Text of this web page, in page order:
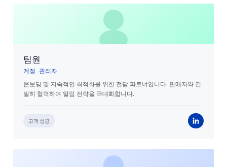
팀원
계정 관리자
온보딩 및 지속적인 최적화를 위한 전담 파트너입니다. 판매자와 긴
밀히 협력하여 알림 전략을 극대화합니다.
고객 성공